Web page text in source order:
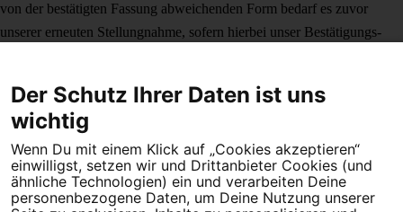
von der bestätigten Fassung ab­weichenden Form bedarf es zuvor
unserer erneuten Stellungnahme, sofern hierbei unser Bestätigungs­
Projekte Progressiver Wandel entsteht, wenn Menschen sich für
ökosozialen und demokratischen Fortschritt einbringen. Die
Demokratie-Stiftung Campact fördert Projekte, um das zu
Der Schutz Ihrer Daten ist uns
wichtig
Wenn Du mit einem Klick auf „Cookies akzeptieren“
einwilligst, setzen wir und Drittanbieter Cookies (und
ähnliche Technologien) ein und verarbeiten Deine
personenbezogene Daten, um Deine Nutzung unserer